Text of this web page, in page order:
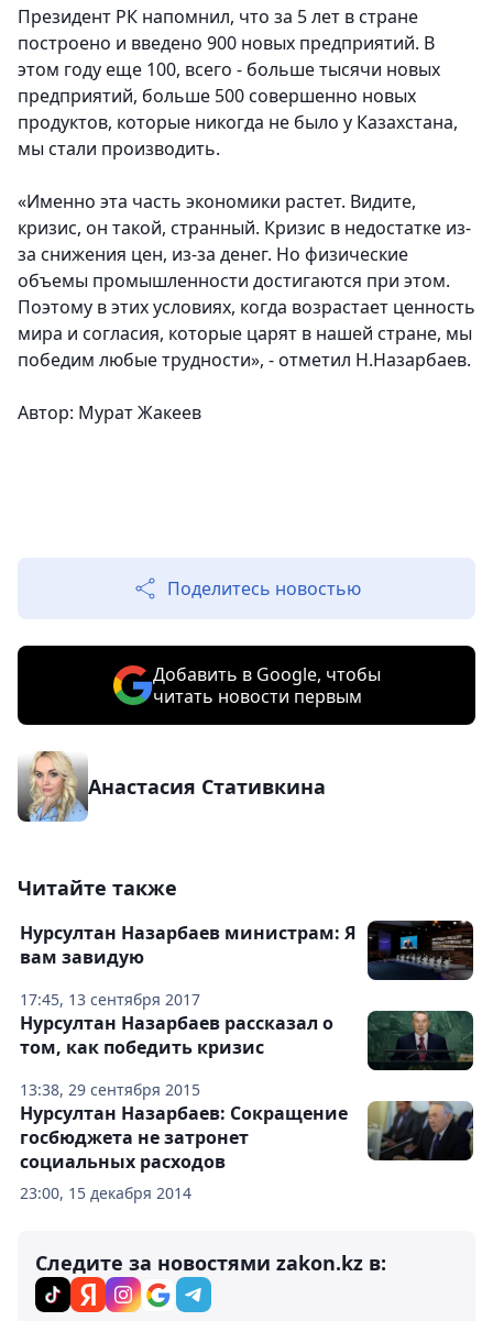
Президент РК напомнил, что за 5 лет в стране
построено и введено 900 новых предприятий. В
этом году еще 100, всего - больше тысячи новых
предприятий, больше 500 совершенно новых
продуктов, которые никогда не было у Казахстана,
мы стали производить.
«Именно эта часть экономики растет. Видите,
кризис, он такой, странный. Кризис в недостатке из-
за снижения цен, из-за денег. Но физические
объемы промышленности достигаются при этом.
Поэтому в этих условиях, когда возрастает ценность
мира и согласия, которые царят в нашей стране, мы
победим любые трудности», - отметил Н.Назарбаев.
Автор: Мурат Жакеев
Поделитесь новостью
Добавить в Google, чтобы
читать новости первым
Анастасия Стативкина
Читайте также
17:45, 13 сентября 2017
Нурсултан Назарбаев министрам: Я
вам завидую
13:38, 29 сентября 2015
Нурсултан Назарбаев рассказал о
том, как победить кризис
23:00, 15 декабря 2014
Нурсултан Назарбаев: Сокращение
госбюджета не затронет
социальных расходов
Следите за новостями zakon.kz в: